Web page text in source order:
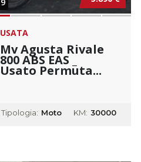
USATA
Mv Agusta Rivale
800 ABS EAS _
Usato Permuta...
Tipologia: Moto KM: 30000